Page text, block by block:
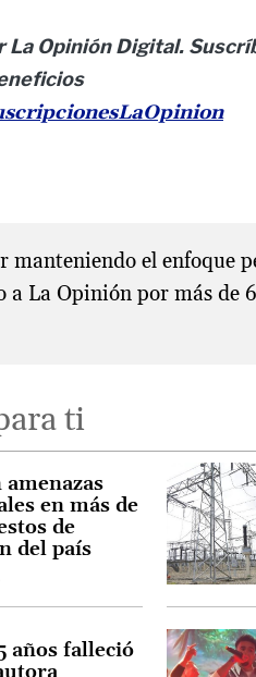
La Opinión Digital.
manteniendo el enfoque
a La Opinión por más de
ti
en más de
de
del país
años falleció